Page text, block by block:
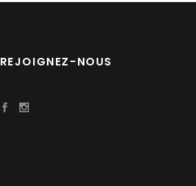
REJOIGNEZ-NOUS